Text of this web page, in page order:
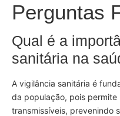
Perguntas
Qual é a
sanitária na
A vigilância sanitária é
da população, pois
transmissíveis, prevenindo